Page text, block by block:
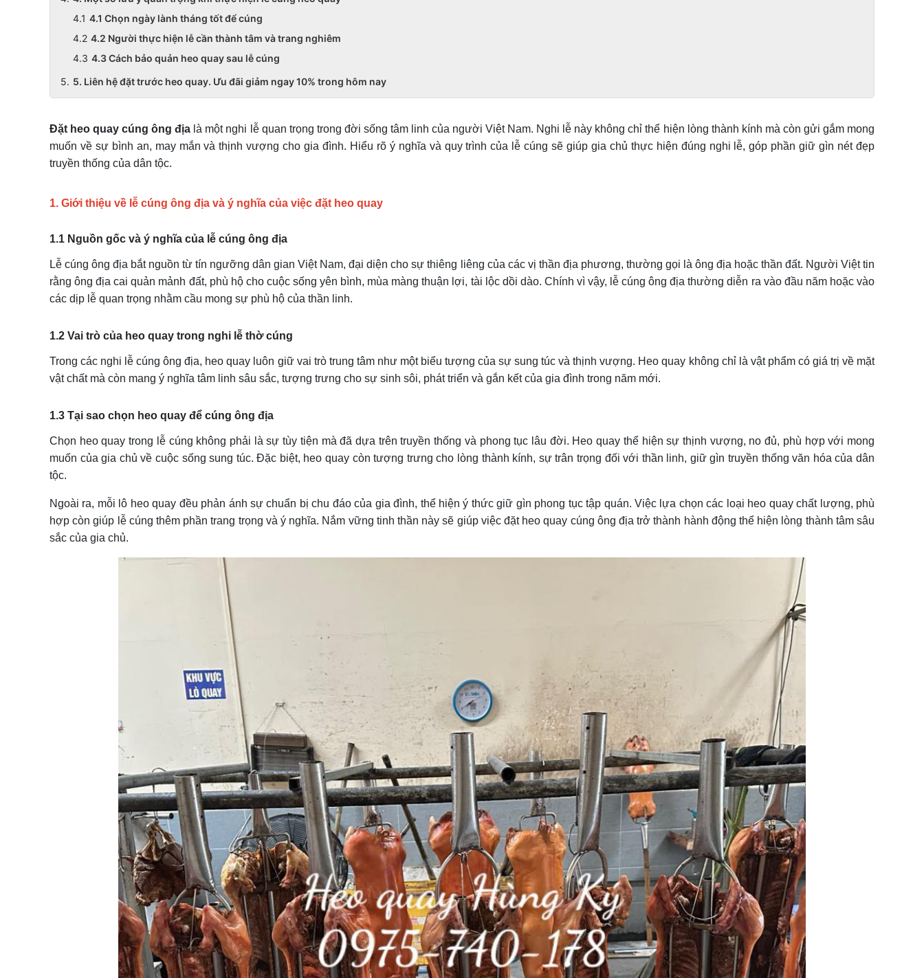
4.1 Chọn ngày lành tháng tốt để cúng
4.2 Người thực hiện lễ cần thành tâm và trang nghiêm
4.3 Cách bảo quản heo quay sau lễ cúng
5. Liên hệ đặt trước heo quay. Ưu đãi giảm ngay 10% trong hôm nay
Đặt heo quay cúng ông địa là một nghi lễ quan trọng trong đời sống tâm linh của người Việt Nam. Nghi lễ này không chỉ thể hiện lòng thành kính mà còn gửi gắm mong
muốn về sự bình an, may mắn và thịnh vượng cho gia đình. Hiểu rõ ý nghĩa và quy trình của lễ cúng sẽ giúp gia chủ thực hiện đúng nghi lễ, góp phần giữ gìn nét đẹp
truyền thống của dân tộc.
1. Giới thiệu về lễ cúng ông địa và ý nghĩa của việc đặt heo quay
1.1 Nguồn gốc và ý nghĩa của lễ cúng ông địa
Lễ cúng ông địa bắt nguồn từ tín ngưỡng dân gian Việt Nam, đại diện cho sự thiêng liêng của các vị thần địa phương, thường gọi là ông địa hoặc thần đất. Người Việt tin
rằng ông địa cai quản mảnh đất, phù hộ cho cuộc sống yên bình, mùa màng thuận lợi, tài lộc dồi dào. Chính vì vậy, lễ cúng ông địa thường diễn ra vào đầu năm hoặc vào
các dịp lễ quan trọng nhằm cầu mong sự phù hộ của thần linh.
1.2 Vai trò của heo quay trong nghi lễ thờ cúng
Trong các nghi lễ cúng ông địa, heo quay luôn giữ vai trò trung tâm như một biểu tượng của sự sung túc và thịnh vượng. Heo quay không chỉ là vật phẩm có giá trị về mặt
vật chất mà còn mang ý nghĩa tâm linh sâu sắc, tượng trưng cho sự sinh sôi, phát triển và gắn kết của gia đình trong năm mới.
1.3 Tại sao chọn heo quay để cúng ông địa
Chọn heo quay trong lễ cúng không phải là sự tùy tiện mà đã dựa trên truyền thống và phong tục lâu đời. Heo quay thể hiện sự thịnh vượng, no đủ, phù hợp với mong
muốn của gia chủ về cuộc sống sung túc. Đặc biệt, heo quay còn tượng trưng cho lòng thành kính, sự trân trọng đối với thần linh, giữ gìn truyền thống văn hóa của dân
tộc.
Ngoài ra, mỗi lô heo quay đều phản ánh sự chuẩn bị chu đáo của gia đình, thể hiện ý thức giữ gìn phong tục tập quán. Việc lựa chọn các loại heo quay chất lượng, phù
hợp còn giúp lễ cúng thêm phần trang trọng và ý nghĩa. Nắm vững tinh thần này sẽ giúp việc đặt heo quay cúng ông địa trở thành hành động thể hiện lòng thành tâm sâu
sắc của gia chủ.